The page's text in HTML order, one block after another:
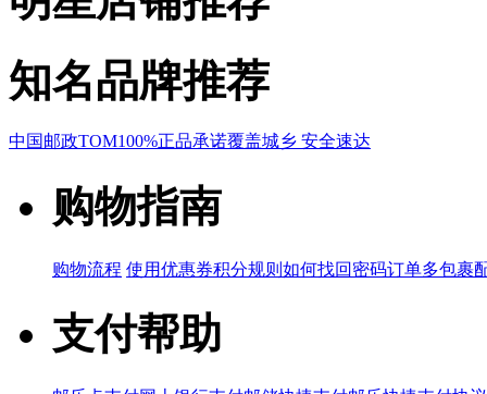
知名品牌推荐
中国邮政TOM100%正品承诺覆盖城乡 安全速达
购物指南
购物流程 使用优惠券积分规则 如何找回密码订单多包裹
支付帮助